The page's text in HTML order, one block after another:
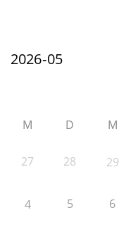
M D M
27 28 29
4 5 6